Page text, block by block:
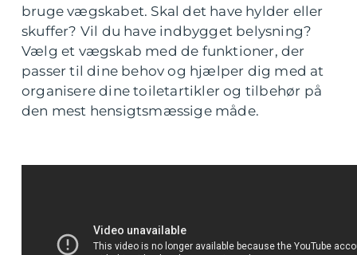
bruge vægskabet. Skal det have hylder eller
skuffer? Vil du have indbygget belysning?
Vælg et vægskab med de funktioner, der
passer til dine behov og hjælper dig med at
organisere dine toiletartikler og tilbehør på
den mest hensigtsmæssige måde.